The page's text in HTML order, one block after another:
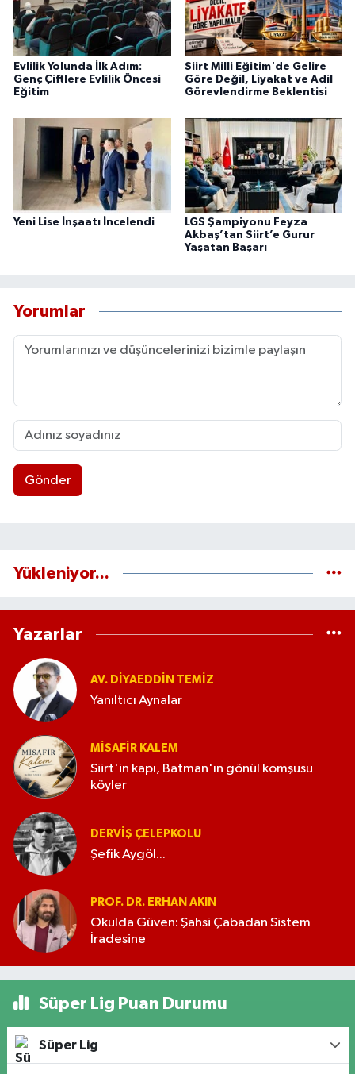
Evlilik Yolunda İlk Adım:
Genç Çiftlere Evlilik Öncesi
Eğitim
Siirt Milli Eğitim'de Gelire
Göre Değil, Liyakat ve Adil
Görevlendirme Beklentisi
Yeni Lise İnşaatı İncelendi
LGS Şampiyonu Feyza
Akbaş’tan Siirt’e Gurur
Yaşatan Başarı
Yorumlar
Gönder
Yükleniyor...
Yazarlar
AV. DIYAEDDIN TEMIZ
Yanıltıcı Aynalar
MISAFIR KALEM
Siirt'in kapı, Batman'ın gönül komşusu
köyler
DERVIŞ ÇELEPKOLU
Şefik Aygöl...
PROF. DR. ERHAN AKIN
Okulda Güven: Şahsi Çabadan Sistem
İradesine
Süper Lig Puan Durumu
Süper Lig